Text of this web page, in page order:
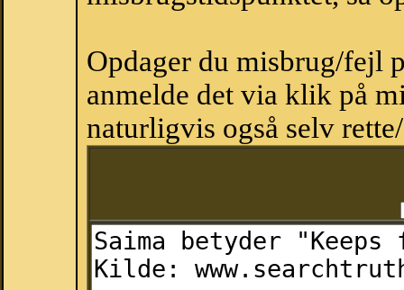
Opdager du misbrug/fejl
anmelde det via klik på
naturligvis også selv